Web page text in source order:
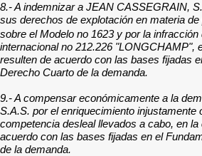
8.- A indemnizar a JEAN CASSEGRAIN,
sus derechos de explotación en materia de
sobre el Modelo no 1623 y por la infracción
internacional no 212.226 "LONGCHAMP",
resulten de acuerdo con las bases fijadas
Derecho Cuarto de la demanda.
9.- A compensar económicamente a la
S.A.S. por el enriquecimiento injustamente
competencia desleal llevados a cabo, en
acuerdo con las bases fijadas en el
de la demanda.